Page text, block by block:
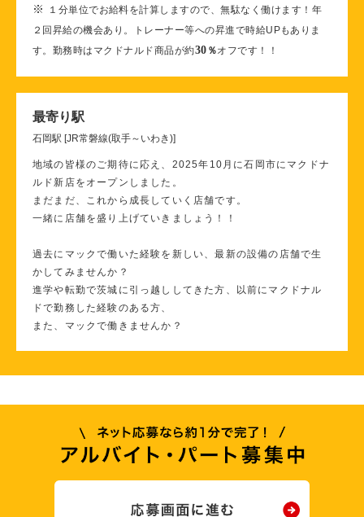
※
１分単位でお給料を計算しますので、無駄なく働けます！年
２回昇給の機会あり。トレーナー等への昇進で時給UPもありま
す。勤務時はマクドナルド商品が約30 ％オフです！！
最寄り駅
石岡駅 [JR常磐線(取手～いわき)]
地域の皆様のご期待に応え、2025年10月に石岡市にマクドナ
ルド新店をオープンしました。
まだまだ、これから成長していく店舗です。
一緒に店舗を盛り上げていきましょう！！
過去にマックで働いた経験を新しい、最新の設備の店舗で生
かしてみませんか？
進学や転勤で茨城に引っ越ししてきた方、以前にマクドナル
ドで勤務した経験のある方、
また、マックで働きませんか？